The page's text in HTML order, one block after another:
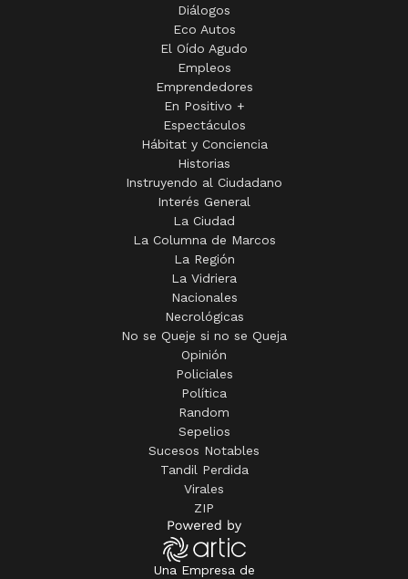
Diálogos
Eco Autos
El Oído Agudo
Empleos
Emprendedores
En Positivo +
Espectáculos
Hábitat y Conciencia
Historias
Instruyendo al Ciudadano
Interés General
La Ciudad
La Columna de Marcos
La Región
La Vidriera
Nacionales
Necrológicas
No se Queje si no se Queja
Opinión
Policiales
Política
Random
Sepelios
Sucesos Notables
Tandil Perdida
Virales
ZIP
Una Empresa de